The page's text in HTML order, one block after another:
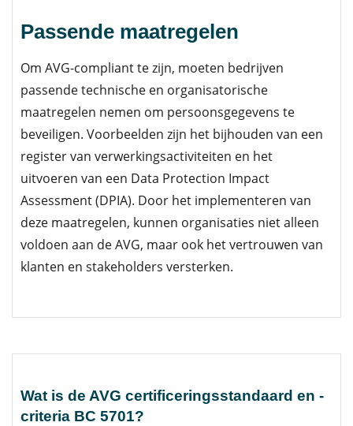
Passende maatregelen
Om AVG-compliant te zijn, moeten bedrijven
passende technische en organisatorische
maatregelen nemen om persoonsgegevens te
beveiligen. Voorbeelden zijn het bijhouden van een
register van verwerkingsactiviteiten en het
uitvoeren van een Data Protection Impact
Assessment (DPIA). Door het implementeren van
deze maatregelen, kunnen organisaties niet alleen
voldoen aan de AVG, maar ook het vertrouwen van
klanten en stakeholders versterken.
Wat is de AVG certificeringsstandaard en -
criteria BC 5701?